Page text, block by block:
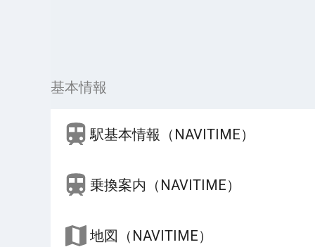
基本情報
駅基本情報（NAVITIME）
乗換案内（NAVITIME）
地図（NAVITIME）